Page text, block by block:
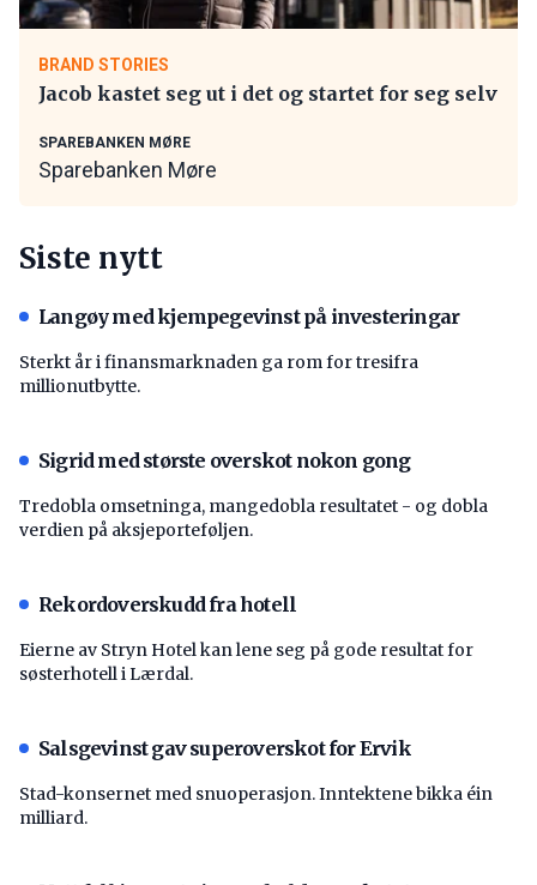
BRAND STORIES
Jacob kastet seg ut i det og startet for seg selv
SPAREBANKEN MØRE
Sparebanken Møre
Siste nytt
Langøy med kjempegevinst på investeringar
Sterkt år i finansmarknaden ga rom for tresifra
millionutbytte.
Sigrid med største overskot nokon gong
Tredobla omsetninga, mangedobla resultatet - og dobla
verdien på aksjeporteføljen.
Rekordoverskudd fra hotell
Eierne av Stryn Hotel kan lene seg på gode resultat for
søsterhotell i Lærdal.
Salsgevinst gav superoverskot for Ervik
Stad-konsernet med snuoperasjon. Inntektene bikka éin
milliard.